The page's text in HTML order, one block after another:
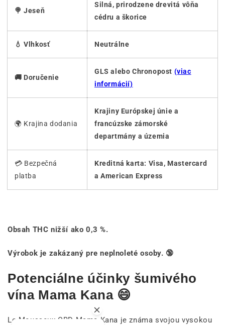
🍭 Jeseň
Silná, prirodzene drevitá vôňa
cédru a škorice
💧 Vlhkosť Neutrálne
🚚 Doručenie
GLS alebo Chronopost (viac
informácií)
🌍 Krajina dodania
Krajiny Európskej únie a
francúzske zámorské
departmány a územia
💳 Bezpečná
platba
Kreditná karta: Visa, Mastercard
a American Express
Obsah THC nižší ako 0,3 %.
Výrobok je zakázaný pre neplnoleté osoby. 🔞
Potenciálne účinky šumivého
vína Mama Kana 😄
Le Mousseux CBD Mama Kana je známa svojou vysokou